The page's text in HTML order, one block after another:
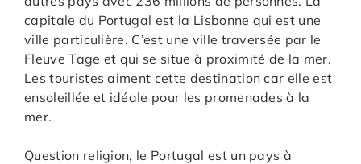
capitale du Portugal est la Lisbonne qui est une
ville particulière. C’est une ville traversée par le
Fleuve Tage et qui se situe à proximité de la mer.
Les touristes aiment cette destination car elle est
ensoleillée et idéale pour les promenades à la
mer.
Question religion, le Portugal est un pays à